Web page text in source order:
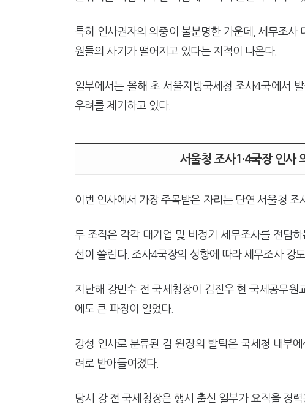
특히 인사권자의 의중이 불분명한 가운데, 세무조사
원들의 사기가 떨어지고 있다는 지적이 나온다.
일부에서는 올해 초 서울지방국세청 조사4국에서
우려를 제기하고 있다.
서울청 조사1·4국장 인사
이번 인사에서 가장 주목받은 자리는 단연 서울청 조
두 조직은 각각 대기업 및 비정기 세무조사를 전담
선이 쏠린다. 조사4국장의 성향에 따라 세무조사 강
지난해 강민수 전 국세청장이 김진우 현 국세공무원
에도 큰 파장이 일었다.
강성 인사로 분류된 김 원장의 발탁은 국세청 내부
려로 받아들여졌다.
당시 강 전 국세청장은 행시 출신 일부가 요직을 경